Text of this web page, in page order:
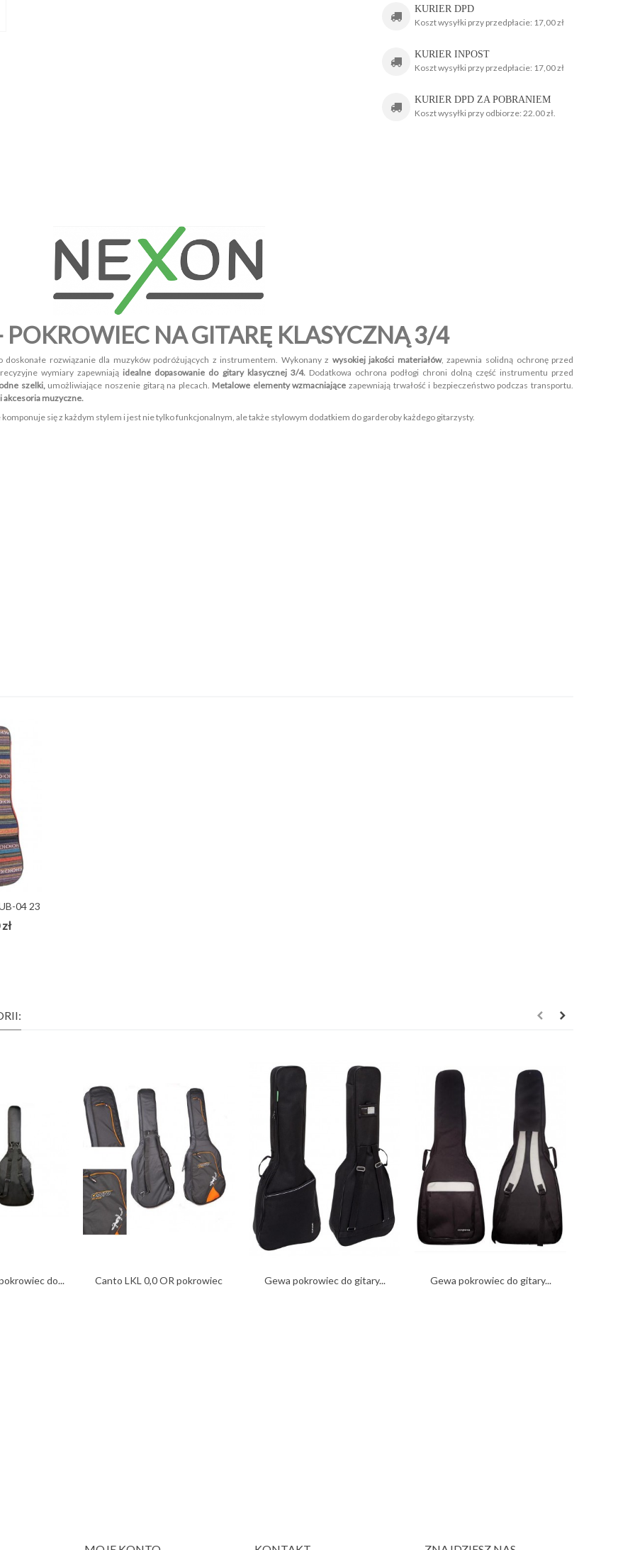
KURIER DPD
Koszt wysyłki przy przedpłacie: 17,00 zł
KURIER INPOST
Koszt wysyłki przy przedpłacie: 17,00 zł
KURIER DPD ZA POBRANIEM
Koszt wysyłki przy odbiorze: 22.00 zł.
NA GITARĘ KLASYCZNĄ 3/4
rozwiązanie dla muzyków podróżujących z instrumentem. Wykonany z wysokiej jakości materiałów, zapewnia solidną ochronę przed
wymiary zapewniają idealne dopasowanie do gitary klasycznej 3/4.Dodatkowa ochrona podłogi chroni dolną część instrumentu przed
szelki,umożliwiające noszenie gitarą na plecach. Metalowe elementy wzmacniającezapewniają trwałość i bezpieczeństwo podczas transportu.
akcesoria muzyczne.
się z każdym stylem i jest nie tylko funkcjonalnym, ale także stylowym dodatkiem do garderoby każdego gitarzysty.
04 23
NA...
do...
Canto LKL 0,0 OR pokrowiec
Gewa pokrowiec do gitary... Gewa pokrowiec do gitary...